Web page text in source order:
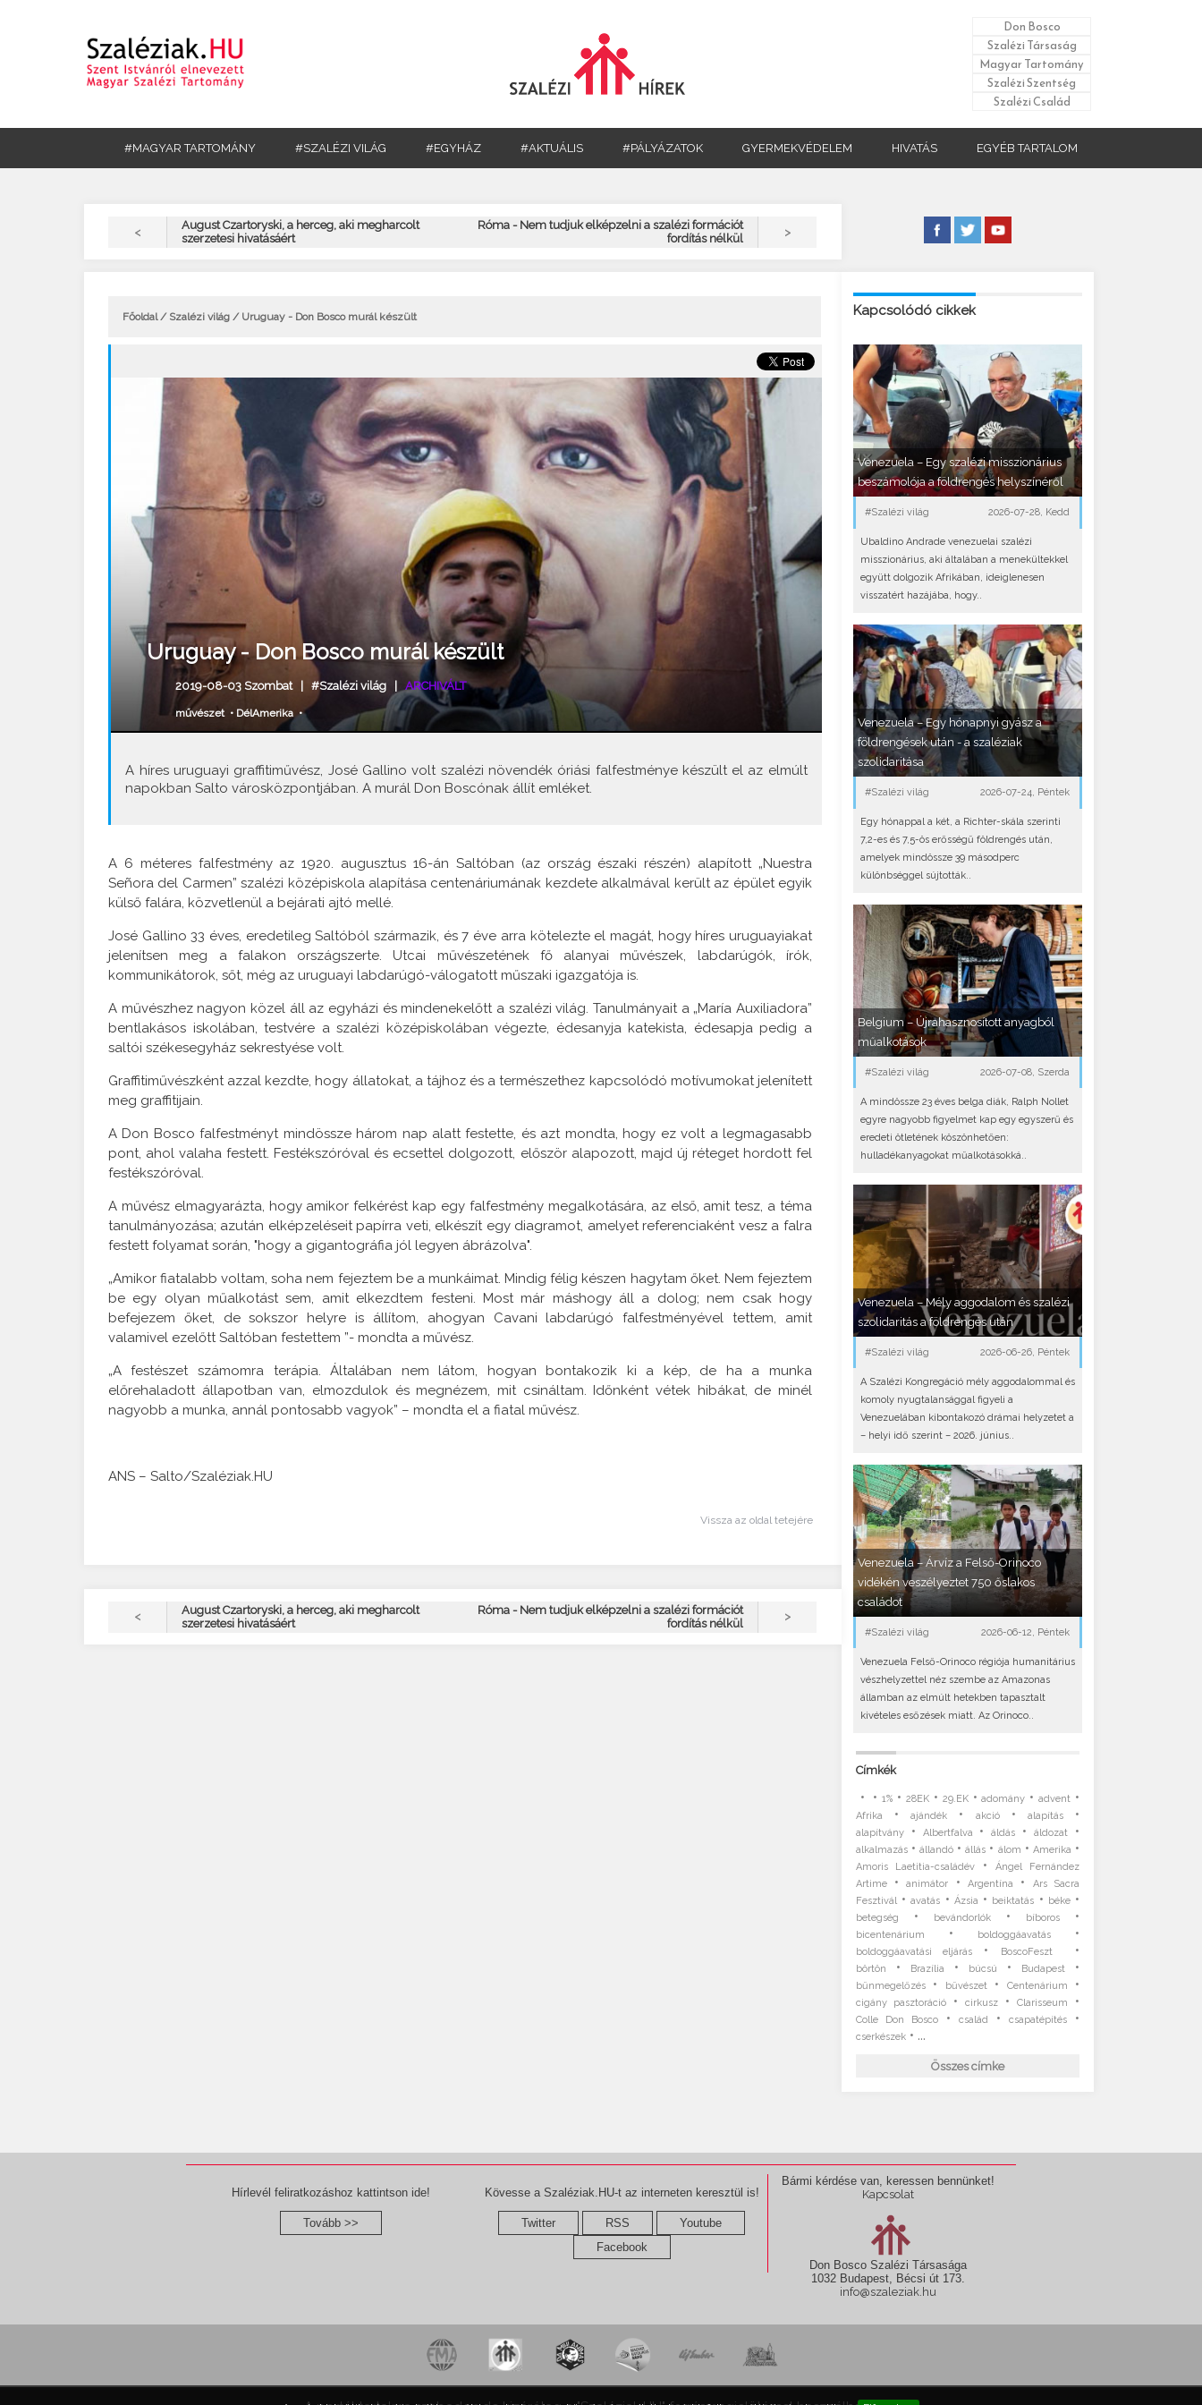
Don Bosco
Szalézi Társaság
Magyar Tartomány
Szalézi Szentség
Szalézi Család
#MAGYAR TARTOMÁNY #SZALÉZI VILÁG #EGYHÁZ #AKTUÁLIS #PÁLYÁZATOK GYERMEKVÉDELEM HIVATÁS EGYÉB TARTALOM
<
August Czartoryski, a herceg, aki megharcolt
szerzetesi hivatásáért
Róma - Nem tudjuk elképzelni a szalézi formációt
fordítás nélkül
>
Főoldal/ Szalézi világ / Uruguay - Don Bosco murál készült
Uruguay - Don Bosco murál készült
2019-08-03 Szombat | #Szalézi világ| ARCHIVÁLT
művészet• DélAmerika•
A híres uruguayi graffitiművész, José Gallino volt szalézi növendék óriási falfestménye készült el az elmúlt
napokban Salto városközpontjában. A murál Don Boscónak állít emléket.
A 6 méteres falfestmény az 1920. augusztus 16-án Saltóban (az ország északi részén) alapított „Nuestra
Señora del Carmen” szalézi középiskola alapítása centenáriumának kezdete alkalmával került az épület egyik
külső falára, közvetlenül a bejárati ajtó mellé.
José Gallino 33 éves, eredetileg Saltóból származik, és 7 éve arra kötelezte el magát, hogy híres uruguayiakat
jelenítsen meg a falakon országszerte. Utcai művészetének fő alanyai művészek, labdarúgók, írók,
kommunikátorok, sőt, még az uruguayi labdarúgó-válogatott műszaki igazgatója is.
A művészhez nagyon közel áll az egyházi és mindenekelőtt a szalézi világ. Tanulmányait a „María Auxiliadora”
bentlakásos iskolában, testvére a szalézi középiskolában végezte, édesanyja katekista, édesapja pedig a
saltói székesegyház sekrestyése volt.
Graffitiművészként azzal kezdte, hogy állatokat, a tájhoz és a természethez kapcsolódó motívumokat jelenített
meg graffitijain.
A Don Bosco falfestményt mindössze három nap alatt festette, és azt mondta, hogy ez volt a legmagasabb
pont, ahol valaha festett. Festékszóróval és ecsettel dolgozott, először alapozott, majd új réteget hordott fel
festékszóróval.
A művész elmagyarázta, hogy amikor felkérést kap egy falfestmény megalkotására, az első, amit tesz, a téma
tanulmányozása; azután elképzeléseit papírra veti, elkészít egy diagramot, amelyet referenciaként vesz a falra
festett folyamat során, "hogy a gigantográfia jól legyen ábrázolva".
„Amikor fiatalabb voltam, soha nem fejeztem be a munkáimat. Mindig félig készen hagytam őket. Nem fejeztem
be egy olyan műalkotást sem, amit elkezdtem festeni. Most már máshogy áll a dolog; nem csak hogy
befejezem őket, de sokszor helyre is állítom, ahogyan Cavani labdarúgó falfestményével tettem, amit
valamivel ezelőtt Saltóban festettem ”- mondta a művész.
„A festészet számomra terápia. Általában nem látom, hogyan bontakozik ki a kép, de ha a munka
előrehaladott állapotban van, elmozdulok és megnézem, mit csináltam. Időnként vétek hibákat, de minél
nagyobb a munka, annál pontosabb vagyok” – mondta el a fiatal művész.
ANS – Salto/Szaléziak.HU
Vissza az oldal tetejére
Kapcsolódó cikkek
Venezuela – Egy szalézi misszionárius
beszámolója a földrengés helyszínéről
#Szalézi világ 2026-07-28, Kedd
Ubaldino Andrade venezuelai szalézi
misszionárius, aki általában a menekültekkel
együtt dolgozik Afrikában, ideiglenesen
visszatért hazájába, hogy..
Venezuela – Egy hónapnyi gyász a
földrengések után - a szaléziak
szolidaritása
#Szalézi világ 2026-07-24, Péntek
Egy hónappal a két, a Richter-skála szerinti
7,2-es és 7,5-ös erősségű földrengés után,
amelyek mindössze 39 másodperc
különbséggel sújtották..
Belgium – Újrahasznosított anyagból
műalkotások
#Szalézi világ 2026-07-08, Szerda
A mindössze 23 éves belga diák, Ralph Nollet
egyre nagyobb figyelmet kap egy egyszerű és
eredeti ötletének köszönhetően:
hulladékanyagokat műalkotásokká..
Venezuela – Mély aggodalom és szalézi
szolidaritás a földrengés után
#Szalézi világ 2026-06-26, Péntek
A Szalézi Kongregáció mély aggodalommal és
komoly nyugtalansággal figyeli a
Venezuelában kibontakozó drámai helyzetet a
– helyi idő szerint – 2026. június..
Venezuela – Árvíz a Felső-Orinoco
vidékén veszélyeztet 750 őslakos
családot
#Szalézi világ 2026-06-12, Péntek
Venezuela Felső-Orinoco régiója humanitárius
vészhelyzettel néz szembe az Amazonas
államban az elmúlt hetekben tapasztalt
kivételes esőzések miatt. Az Orinoco..
Címkék
• •1% • 28EK • 29.EK•adomány •advent •
Afrika •ajándék • akció• alapítás•
alapítvány• Albertfalva •áldás •áldozat •
alkalmazás•állandó •állás • álom • Amerika •
Amoris Laetitia-családév•
Ángel Fernández
Artime•animátor •Argentína •
Ars Sacra
Fesztivál•avatás • Ázsia • beiktatás • béke•
betegség • bevándorlók• bíboros •
bicentenárium • boldoggáavatás•
boldoggáavatási eljárás • BoscoFeszt •
börtön • Brazília • búcsú • Budapest •
bűnmegelőzés• bűvészet• Centenárium •
cigány pasztoráció• cirkusz•Clarisseum •
Colle Don Bosco• család •csapatépítés •
cserkészek• ...
Összes címke
<
August Czartoryski, a herceg, aki megharcolt
szerzetesi hivatásáért
Róma - Nem tudjuk elképzelni a szalézi formációt
fordítás nélkül
>
Hírlevél feliratkozáshoz kattintson ide!
Tovább >>
Kövesse a Szaléziak.HU-t az interneten keresztül is!
Twitter RSS
Youtube
Facebook
Bármi kérdése van, keressen bennünket!
Kapcsolat
Don Bosco Szalézi Társasága
1032 Budapest, Bécsi út 173.
info@szaleziak.hu